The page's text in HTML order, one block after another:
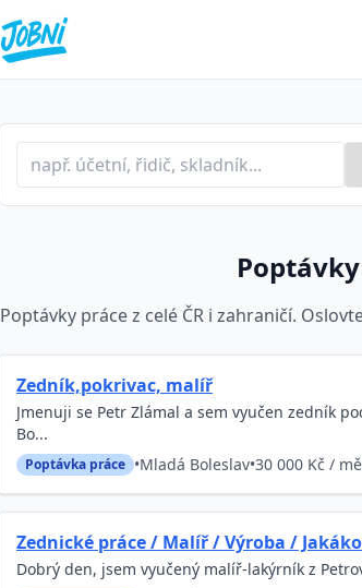
Profese nebo klíčové slovo
Typ inzerátu
Lokalita
Poptávky práce z celé ČR i zahraničí.
Zedník,pokrivac, malíř
Jmenuji se Petr Zlámal a sem vyučen zedník
Bo...
Poptávka práce •Mladá Boleslav•30 000 Kč /
Zednické práce / Malíř / Výroba /
Dobrý den, jsem vyučený malíř-lakýrník z